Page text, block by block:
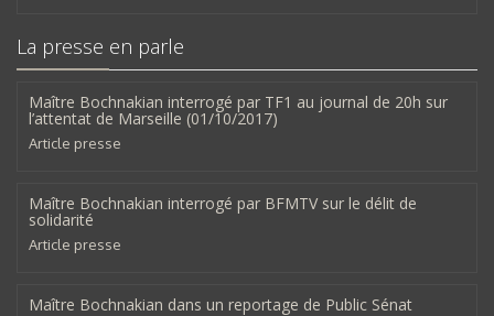
La presse en parle
Maître Bochnakian interrogé par TF1 au journal de 20h sur
l’attentat de Marseille (01/10/2017)
Article presse
Maître Bochnakian interrogé par BFMTV sur le délit de
solidarité
Article presse
Maître Bochnakian dans un reportage de Public Sénat